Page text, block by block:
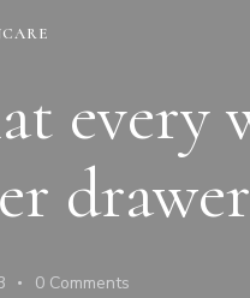
every
drawer
0 Comments